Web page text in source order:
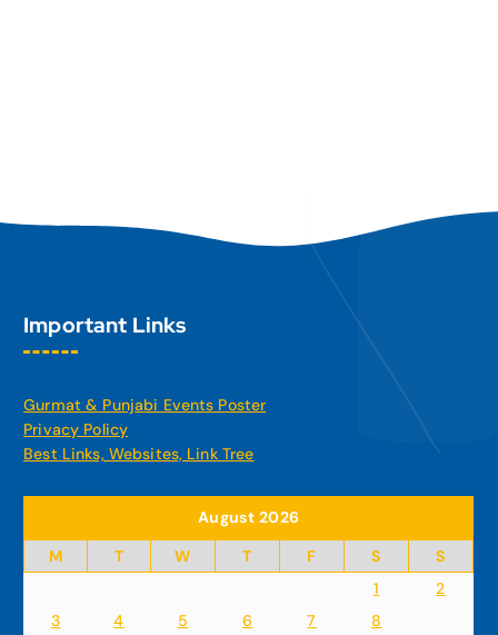
Important Links
Gurmat & Punjabi Events Poster
Privacy Policy
Best Links, Websites, Link Tree
August 2026
M
T W T F S
S
1
2
3
4 5 6 7 8